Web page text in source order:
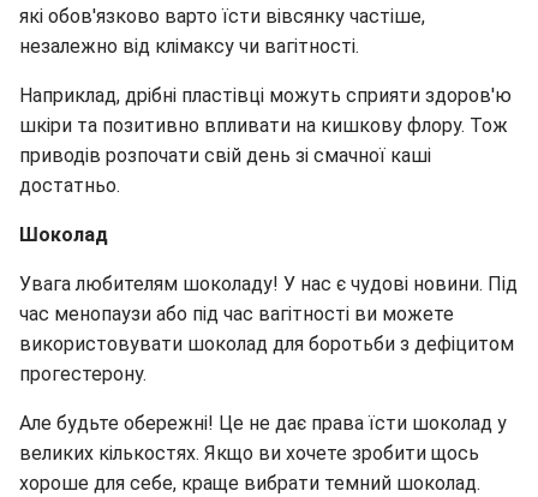
які обов'язково варто їсти вівсянку частіше,
незалежно від клімаксу чи вагітності.
Наприклад, дрібні пластівці можуть сприяти здоров'ю
шкіри та позитивно впливати на кишкову флору. Тож
приводів розпочати свій день зі смачної каші
достатньо.
Шоколад
Увага любителям шоколаду! У нас є чудові новини. Під
час менопаузи або під час вагітності ви можете
використовувати шоколад для боротьби з дефіцитом
прогестерону.
Але будьте обережні! Це не дає права їсти шоколад у
великих кількостях. Якщо ви хочете зробити щось
хороше для себе, краще вибрати темний шоколад.